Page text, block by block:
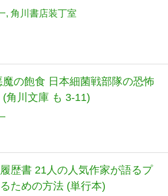
角川書店装丁室
魔の飽食 日本細菌戦部隊の恐怖
(角川文庫 も 3-11)
歴書 21人の人気作家が語るプ
ための方法 (単行本)